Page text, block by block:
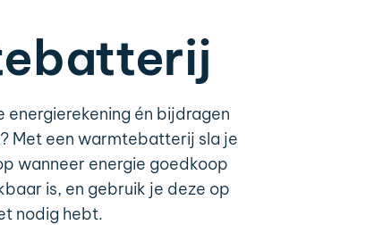
energierekening én bijdragen
Met een warmtebatterij sla je
wanneer energie goedkoop
is, en gebruik je deze op
nodig hebt.